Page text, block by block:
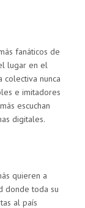
fanáticos de
lugar en el
colectiva nunca
e imitadores
escuchan
digitales.
quieren a
donde toda su
al país